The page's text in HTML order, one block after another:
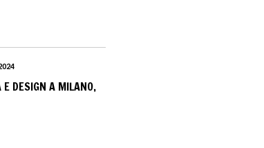
E DESIGN A MILANO,